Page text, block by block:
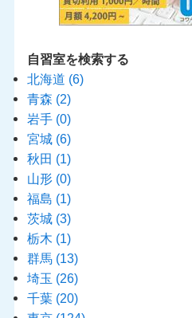
自習室を検索する
北海道 (6)
青森 (2)
岩手 (0)
宮城 (6)
秋田 (1)
山形 (0)
福島 (1)
茨城 (3)
栃木 (1)
群馬 (13)
埼玉 (26)
千葉 (20)